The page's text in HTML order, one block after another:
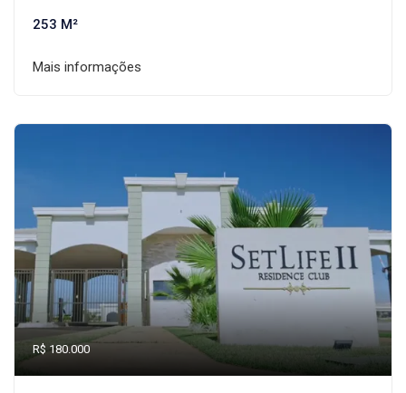
253 M²
Mais informações
R$ 180.000